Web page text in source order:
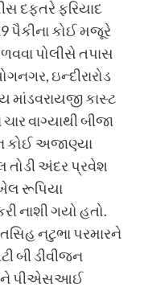
દફતરે ફરિયાદ
પૈકીના કોઈ મજૂરે
પોલીસે તપાસ
ઇન્દીરારોડ
કાસ્ટ
વાગ્યાથી બીજા
કોઈ અજાણ્યા
તોડી અંદર પ્રવેશ
રૂપિયા
નાશી ગયો હતો.
નટુભા પરમારને
બી ડીવીજન
પીએસઆઈ